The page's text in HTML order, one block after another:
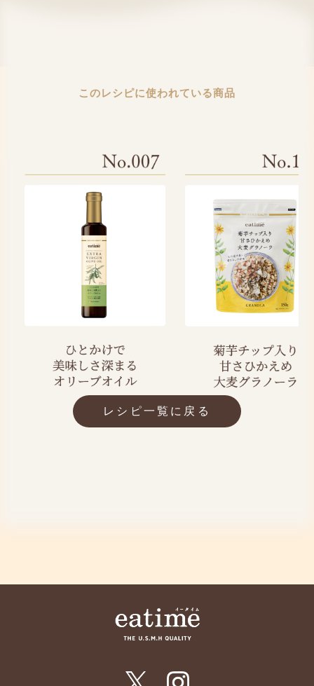
このレシピに使われている商品
レシピ一覧に戻る